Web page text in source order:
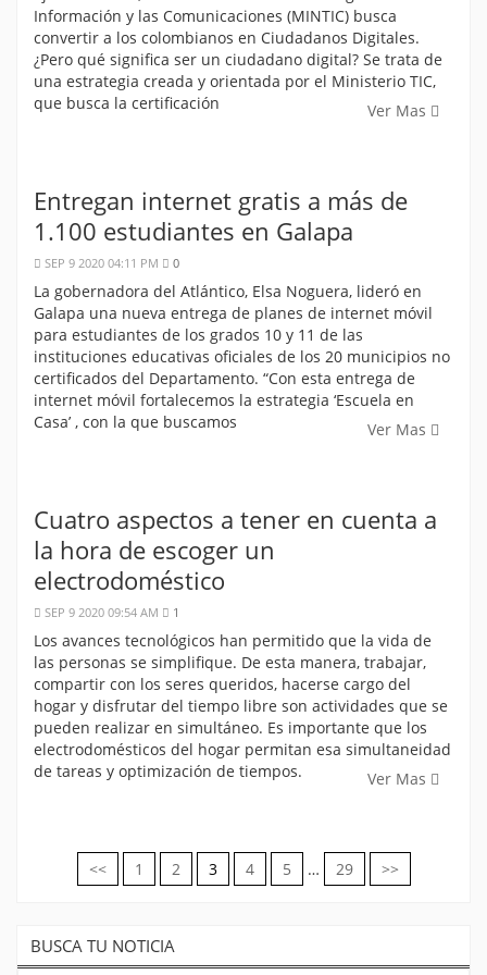
Información y las Comunicaciones (MINTIC) busca
convertir a los colombianos en Ciudadanos Digitales.
¿Pero qué significa ser un ciudadano digital? Se trata de
una estrategia creada y orientada por el Ministerio TIC,
que busca la certificación
Ver Mas
Entregan internet gratis a más de
1.100 estudiantes en Galapa
SEP 9 2020 04:11 PM 0
La gobernadora del Atlántico, Elsa Noguera, lideró en
Galapa una nueva entrega de planes de internet móvil
para estudiantes de los grados 10 y 11 de las
instituciones educativas oficiales de los 20 municipios no
certificados del Departamento. “Con esta entrega de
internet móvil fortalecemos la estrategia ‘Escuela en
Casa’ , con la que buscamos
Ver Mas
Cuatro aspectos a tener en cuenta a
la hora de escoger un
electrodoméstico
SEP 9 2020 09:54 AM 1
Los avances tecnológicos han permitido que la vida de
las personas se simplifique. De esta manera, trabajar,
compartir con los seres queridos, hacerse cargo del
hogar y disfrutar del tiempo libre son actividades que se
pueden realizar en simultáneo. Es importante que los
electrodomésticos del hogar permitan esa simultaneidad
de tareas y optimización de tiempos.
Ver Mas
Navegación
de
<< 1 2 3 4 5 … 29 >>
BUSCA TU NOTICIA